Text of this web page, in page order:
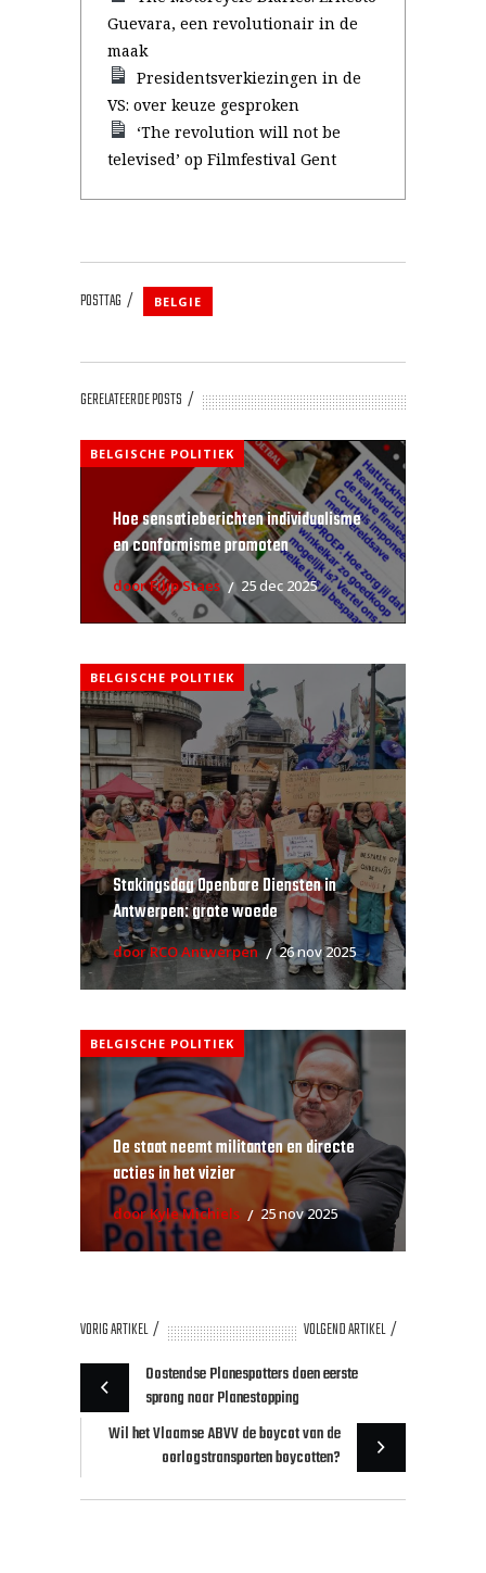
Guevara, een revolutionair in de
maak
Presidentsverkiezingen in de
VS: over keuze gesproken
‘The revolution will not be
televised’ op Filmfestival Gent
POSTTAG BELGIE
GERELATEERDE POSTS
BELGISCHE POLITIEK
Hoe sensatieberichten individualisme
en conformisme promoten
door Filip Staes 25 dec 2025
BELGISCHE POLITIEK
Stakingsdag Openbare Diensten in
Antwerpen: grote woede
door RCO Antwerpen 26 nov 2025
BELGISCHE POLITIEK
De staat neemt militanten en directe
acties in het vizier
door Kyle Michiels 25 nov 2025
VORIG ARTIKEL
VOLGEND ARTIKEL
Oostendse Planespotters doen eerste
sprong naar Planestopping
Wil het Vlaamse ABVV de boycot van de
oorlogstransporten boycotten?